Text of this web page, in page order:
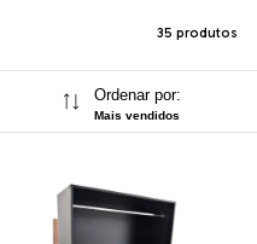
35 produtos
Ordenar por:
Mais vendidos